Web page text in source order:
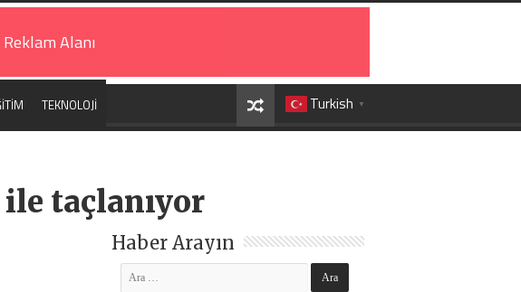
Reklam Alanı
Turkish ▼
TEKNOLOJİ
taçlanıyor
Haber Arayın